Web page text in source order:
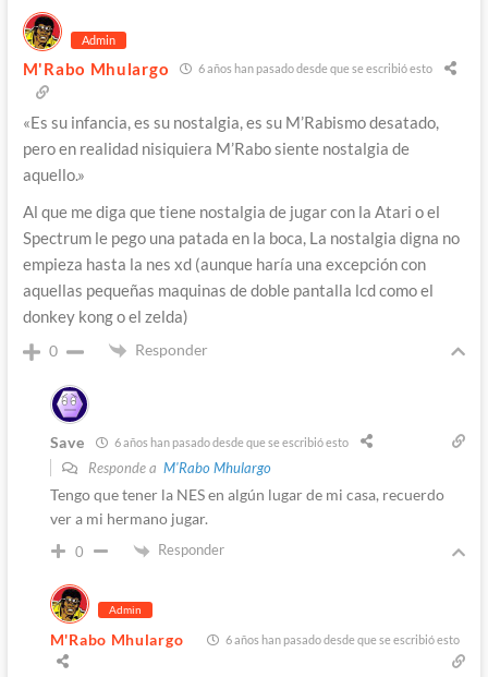
Admin
M'Rabo Mhulargo 6 años han pasado desde que se escribió esto
«Es su infancia, es su nostalgia, es su M’Rabismo desatado,
pero en realidad nisiquiera M’Rabo siente nostalgia de
aquello.»
Al que me diga que tiene nostalgia de jugar con la Atari o el
Spectrum le pego una patada en la boca, La nostalgia digna no
empieza hasta la nes xd (aunque haría una excepción con
aquellas pequeñas maquinas de doble pantalla lcd como el
donkey kong o el zelda)
0 Responder
Save 6 años han pasado desde que se escribió esto
Responde a M'Rabo Mhulargo
Tengo que tener la NES en algún lugar de mi casa, recuerdo
ver a mi hermano jugar.
0 Responder
Admin
M'Rabo Mhulargo 6 años han pasado desde que se escribió esto